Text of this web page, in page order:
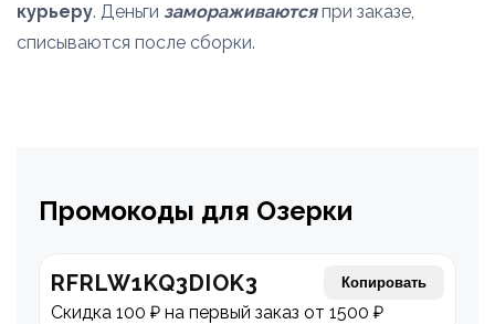
курьеру. Деньги замораживаютсяпри заказе,
списываются после сборки.
Промокоды для Озерки
RFRLW1KQ3DIOK3 Копировать
Скидка 100 ₽ на первый заказ от 1500 ₽